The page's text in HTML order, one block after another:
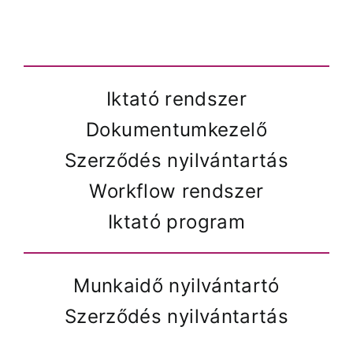
Iktató rendszer
Dokumentumkezelő
Szerződés nyilvántartás
Workflow rendszer
Iktató program
Munkaidő nyilvántartó
Szerződés nyilvántartás